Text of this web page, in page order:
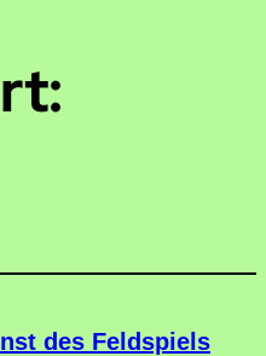
des Feldspiels